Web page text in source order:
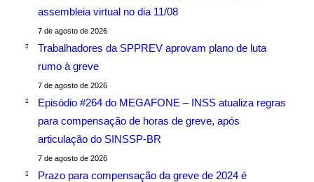
assembleia virtual no dia 11/08
7 de agosto de 2026
Trabalhadores da SPPREV aprovam plano de luta
rumo à greve
7 de agosto de 2026
Episódio #264 do MEGAFONE – INSS atualiza regras
para compensação de horas de greve, após
articulação do SINSSP-BR
7 de agosto de 2026
Prazo para compensação da greve de 2024 é